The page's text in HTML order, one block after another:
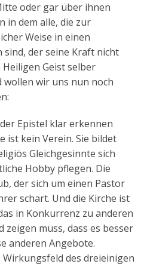
oder gar über ihnen
in dem alle, die zur
Weise in einen
der seine Kraft nicht
Geist selber
wollen wir uns nun noch
Epistel klar erkennen
ist kein Verein. Sie bildet
Gleichgesinnte sich
Hobby pflegen. Die
der sich um einen Pastor
schart. Und die Kirche ist
in Konkurrenz zu anderen
muss, dass es besser
anderen Angebote.
Wirkungsfeld des dreieinigen